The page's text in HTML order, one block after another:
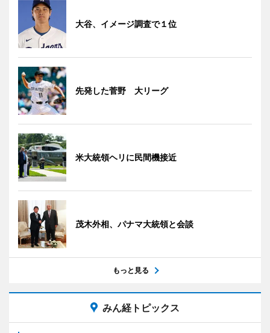
大谷、イメージ調査で１位
先発した菅野 大リーグ
米大統領ヘリに民間機接近
茂木外相、パナマ大統領と会談
もっと見る
みん経トピックス